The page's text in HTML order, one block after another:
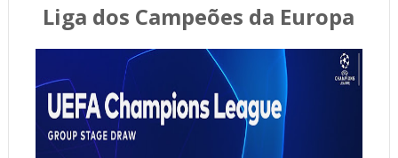
Liga dos Campeões da Europa